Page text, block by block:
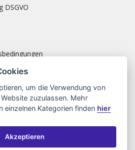
DSGVO
Made by INIZIO Internet media s.r.o.
, um die Verwendung von
zuzulassen. Mehr
einzelnen Kategorien finden hier
Akzeptieren